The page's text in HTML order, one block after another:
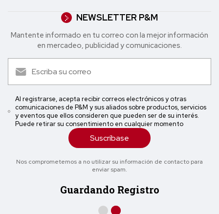
NEWSLETTER P&M
Mantente informado en tu correo con la mejor in formación
en mercadeo, publicidad y comunicaciones.
Al registrarse, acepta recibir correos electrónicos y otras
comunicaciones de P&M y sus aliados sobre productos, servicios
y eventos que ellos consideren que pueden ser de su interés.
Puede retirar su consentimiento en cualquier momento
Suscríbase
Nos comprometemos a no utilizar su información de contacto para
enviar spam.
Guardando Registro